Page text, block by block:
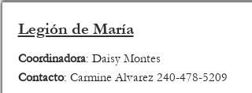
Legión de María
Coordinadora: Daisy Montes
Contacto: Carmine Alvarez 240-478-5209